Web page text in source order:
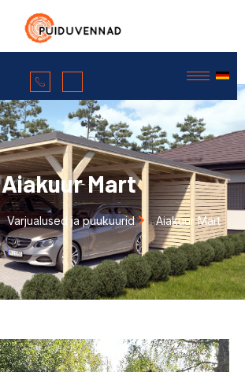
Aiakuur Mart
Varjualused ja puukuurid Aiakuur Mart